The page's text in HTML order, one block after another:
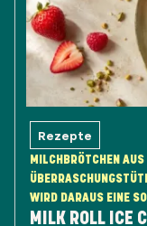
Rezepte
MILCHBRÖTCHEN
WIRD DARAUS EINE
MILK ROLL ICE